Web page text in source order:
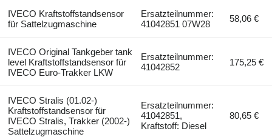
IVECO Kraftstoffstandsensor
für Sattelzugmaschine
Ersatzteilnummer:
41042851 07W28
58,06 €
IVECO Original Tankgeber tank
level Kraftstoffstandsensor für
IVECO Euro-Trakker LKW
Ersatzteilnummer:
41042852
175,25 €
IVECO Stralis (01.02-)
Kraftstoffstandsensor für
IVECO Stralis, Trakker (2002-)
Sattelzugmaschine
Ersatzteilnummer:
41042851,
Kraftstoff: Diesel
80,65 €